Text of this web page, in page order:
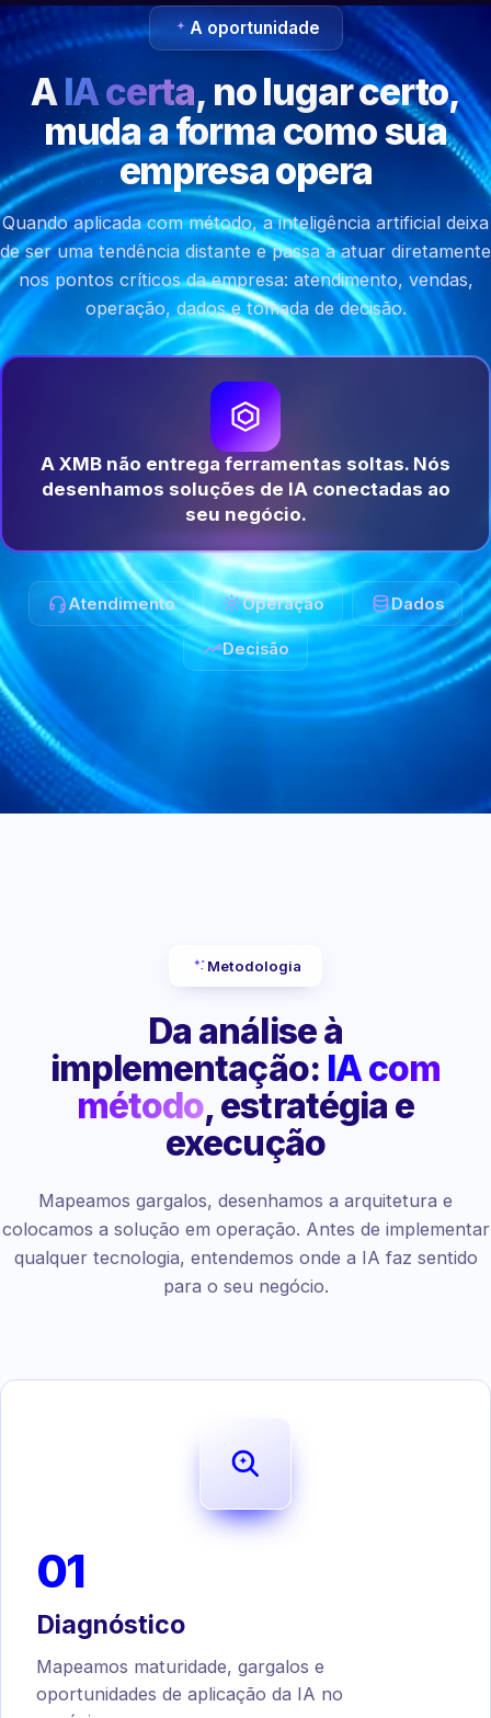
A oportunidade
AIA certa, no lugar certo,
muda a forma como sua
empresa opera
Quando aplicada com método, a inteligência artificial deixa
de ser uma tendência distante e passa a atuar diretamente
nos pontos críticos da empresa: atendimento, vendas,
operação, dados e tomada de decisão.
A XMB não entrega ferramentas soltas. Nós
desenhamos soluções de IA conectadas ao
seu negócio.
Atendimento Operação Dados
Decisão
Metodologia
Da análise à
implementação: IA com
método, estratégia e
execução
Mapeamos gargalos, desenhamos a arquitetura e
colocamos a solução em operação. Antes de implementar
qualquer tecnologia, entendemos onde a IA faz sentido
para o seu negócio.
01
Diagnóstico
Mapeamos maturidade, gargalos e
oportunidades de aplicação da IA no